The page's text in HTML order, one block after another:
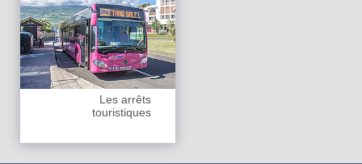
Les arrêts
touristiques